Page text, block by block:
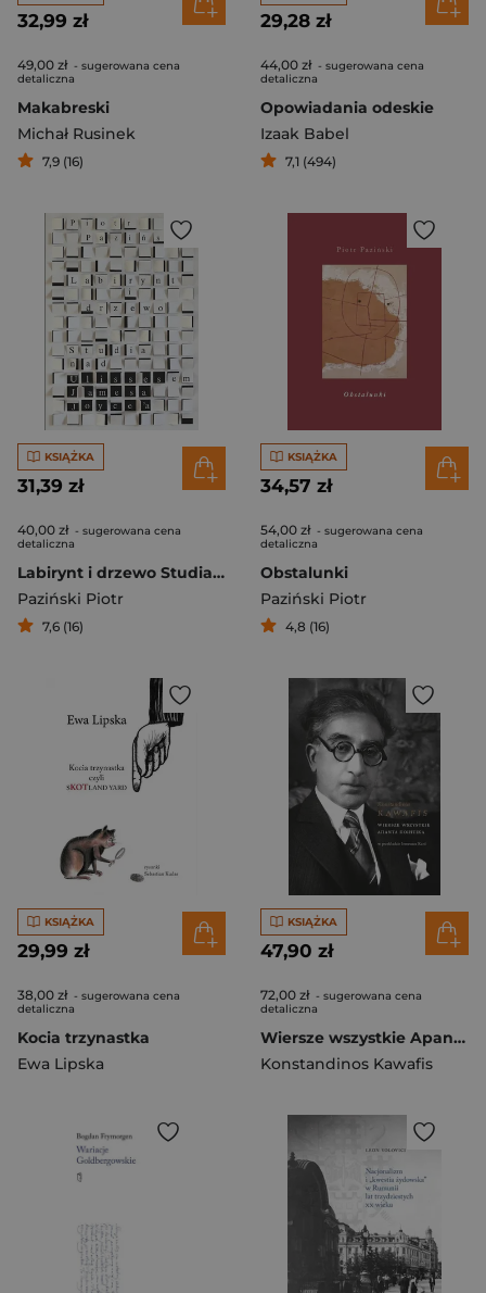
32,99 zł
49,00 zł - sugerowana cena
detaliczna
Makabreski
Michał Rusinek
7,9 (16)
29,28 zł
44,00 zł - sugerowana cena
detaliczna
Opowiadania odeskie
Izaak Babel
7,1 (494)
KSIĄŻKA
31,39 zł
40,00 zł - sugerowana cena
detaliczna
Labirynt i drzewo Studia nad Ulissesem Jamesa Joycea
Paziński Piotr
7,6 (16)
KSIĄŻKA
34,57 zł
54,00 zł - sugerowana cena
detaliczna
Obstalunki
Paziński Piotr
4,8 (16)
KSIĄŻKA
29,99 zł
38,00 zł - sugerowana cena
detaliczna
Kocia trzynastka
Ewa Lipska
KSIĄŻKA
47,90 zł
72,00 zł - sugerowana cena
detaliczna
Wiersze wszystkie Apanta poietika
Konstandinos Kawafis